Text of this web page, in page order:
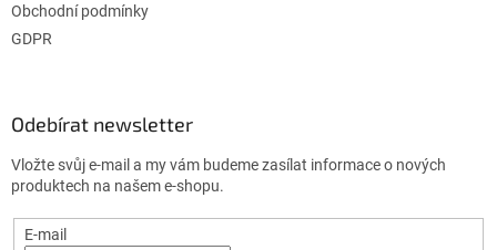
Obchodní podmínky
GDPR
Odebírat newsletter
Vložte svůj e-mail a my vám budeme zasílat informace o nových
produktech na našem e-shopu.
E-mail